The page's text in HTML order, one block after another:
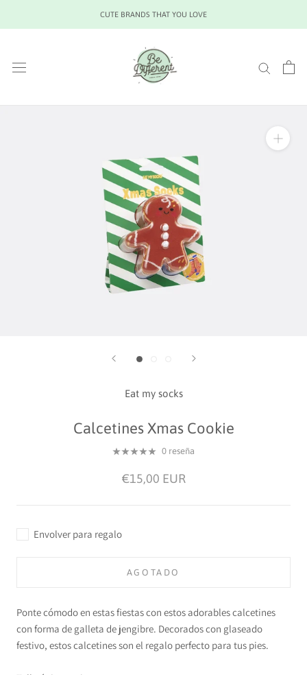
CUTE BRANDS THAT YOU LOVE
Eat my socks
Calcetines Xmas Cookie
0 reseña
€15,00 EUR
Envolver para regalo
AGOTADO
Ponte cómodo en estas fiestas con estos adorables calcetines
con forma de galleta de jengibre. Decorados con glaseado
festivo, estos calcetines son el regalo perfecto para tus pies.